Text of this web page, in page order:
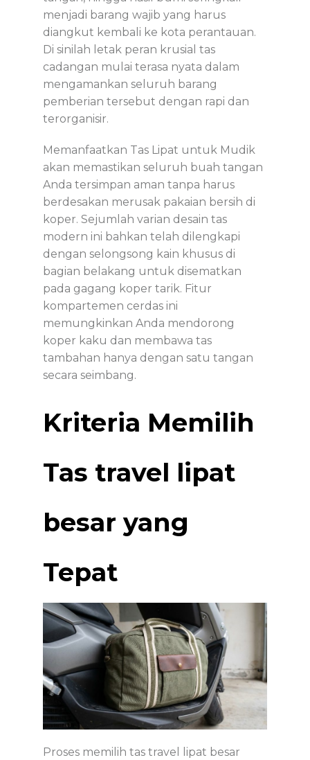
menjadi barang wajib yang harus
diangkut kembali ke kota perantauan.
Di sinilah letak peran krusial tas
cadangan mulai terasa nyata dalam
mengamankan seluruh barang
pemberian tersebut dengan rapi dan
terorganisir.
Memanfaatkan Tas Lipat untuk Mudik
akan memastikan seluruh buah tangan
Anda tersimpan aman tanpa harus
berdesakan merusak pakaian bersih di
koper. Sejumlah varian desain tas
modern ini bahkan telah dilengkapi
dengan selongsong kain khusus di
bagian belakang untuk disematkan
pada gagang koper tarik. Fitur
kompartemen cerdas ini
memungkinkan Anda mendorong
koper kaku dan membawa tas
tambahan hanya dengan satu tangan
secara seimbang.
Kriteria Memilih
Tas travel lipat
besar yang
Tepat
Proses memilihtas travel lipat besar